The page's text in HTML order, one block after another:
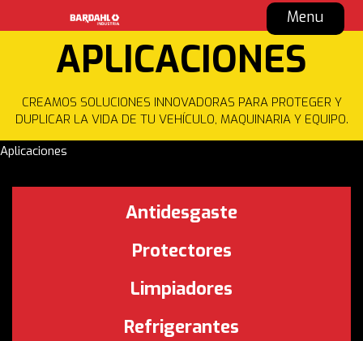
Menu
APLICACIONES
CREAMOS SOLUCIONES INNOVADORAS PARA PROTEGER Y
DUPLICAR LA VIDA DE TU VEHÍCULO, MAQUINARIA Y EQUIPO.
Aplicaciones
Antidesgaste
Protectores
Limpiadores
Refrigerantes